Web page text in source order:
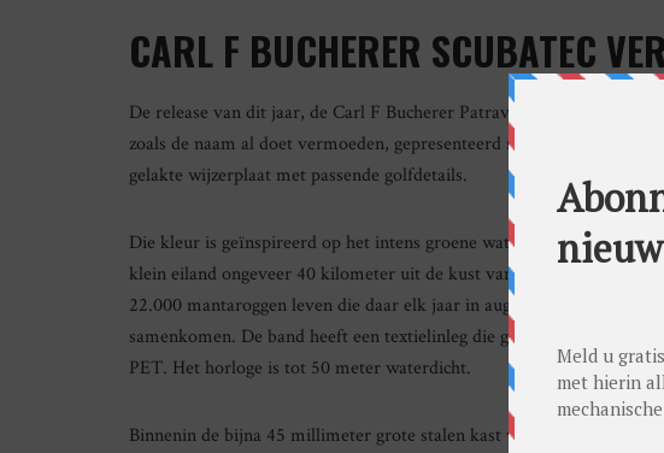
CARL F BUCHERER SCUBATEC
De release van dit jaar, de Carl F Bucherer Patravi ScubaTec Verde,
zoals de naam al doet vermoeden, gepresenteerd met een prachtig
gelakte wijzerplaat met passende golfdetails.
Die kleur is geïnspireerd op het intens groene water rond Isla de La
klein eiland ongeveer 40 kilometer uit de kust van Ecuador, waar meer
22.000 mantaroggen leven die daar elk jaar in augustus en september
samenkomen. De band heeft een textielinleg die gemaakt is van
PET. Het horloge is tot 50 meter waterdicht.
Binnenin de bijna 45 millimeter grote stalen kast van de Carl F.